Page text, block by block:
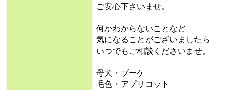
ご安心下さいませ。
何かわからないことなど
気になることがございましたら
いつでもご相談くださいませ。
母犬・ブーケ
毛色・アプリコット